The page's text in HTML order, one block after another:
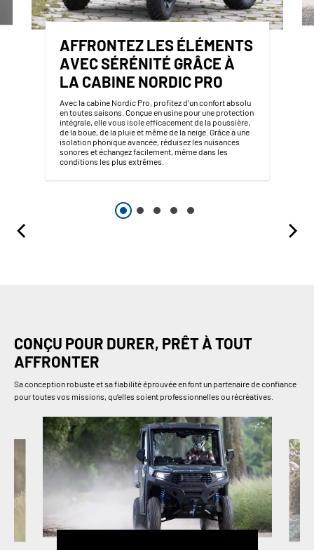
AFFRONTEZ LES ÉLÉMENTS
AVEC SÉRÉNITÉ GRÂCE À
LA CABINE NORDIC PRO
Avec la cabine Nordic Pro, profitez d’un confort absolu
en toutes saisons. Conçue en usine pour une protection
intégrale, elle vous isole efficacement de la poussière,
de la boue, de la pluie et même de la neige. Grâce à une
isolation phonique avancée, réduisez les nuisances
sonores et échangez facilement, même dans les
conditions les plus extrêmes.
CONÇU POUR DURER, PRÊT À TOUT
AFFRONTER
Sa conception robuste et sa fiabilité éprouvée en font un partenaire de confiance
pour toutes vos missions, qu’elles soient professionnelles ou récréatives.